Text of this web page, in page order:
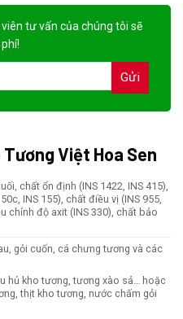
tư vấn của chúng tôi sẽ
Việt Hoa Sen
chất ổn định (INS 1422, INS 415),
INS 155), chất điều vị (INS 955,
chỉnh độ axit (INS 330), chất bảo
gỏi cuốn, cá chưng tương và các
hủ kho tương, tương xào sả… hoặc
thịt kho tương, nước chấm gỏi